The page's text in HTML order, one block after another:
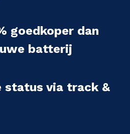
goedkoper dan
batterij
status via track &